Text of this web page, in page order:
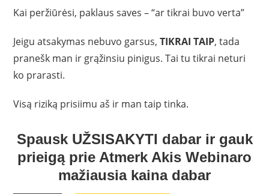
Kai peržiūrėsi, paklaus saves – “ar tikrai buvo verta”
Jeigu atsakymas nebuvo garsus,TIKRAI TAIP, tada
pranešk man ir grąžinsiu pinigus. Tai tu tikrai neturi
ko prarasti.
Visą riziką prisiimu aš ir man taip tinka.
Spausk UŽSISAKYTI dabar ir gauk
prieigą prie Atmerk Akis Webinaro
mažiausia kaina dabar